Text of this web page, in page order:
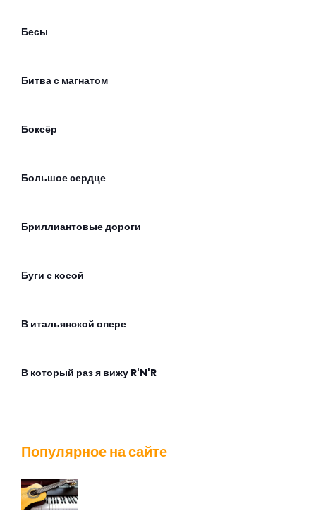
Бесы
Битва с магнатом
Боксёр
Большое сердце
Бриллиантовые дороги
Буги с косой
В итальянской опере
В который раз я вижу R'N'R
Популярное на сайте